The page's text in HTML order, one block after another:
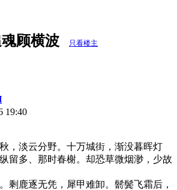
顾横波 只看楼主
19:40
，淡云分野。十万城街，渐没暮晖灯
留多、那时春榭。却恐草微烟渺，少故
剩鹿逐无凭，犀甲难卸。鬋鬓飞霜后，